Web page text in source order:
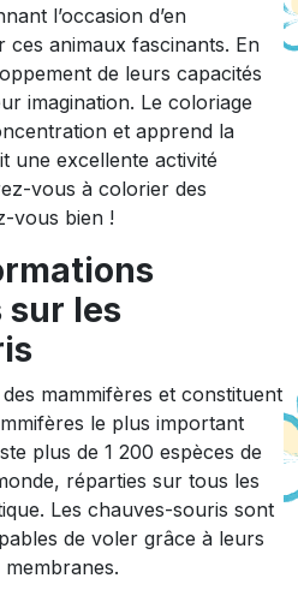
l’occasion d’en
animaux fascinants. En
de leurs capacités
imagination. Le coloriage
et apprend la
une excellente activité
vous à colorier des
vous bien !
sur les
mammifères et constituent
le plus important
plus de 1 200 espèces de
réparties sur tous les
Les chauves-souris sont
de voler grâce à leurs